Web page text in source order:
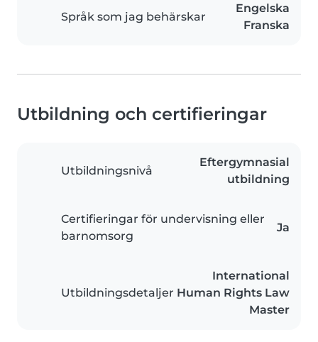
Språk som jag behärskar
Engelska
Franska
Utbildning och certifieringar
Utbildningsnivå
Eftergymnasial
utbildning
Certifieringar för undervisning eller
barnomsorg
Ja
Utbildningsdetaljer
International
Human Rights Law
Master